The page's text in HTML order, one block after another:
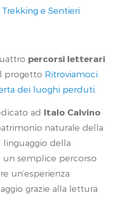
Trekking e Sentieri
percorsi letterari
progetto Ritroviamoci
dei luoghi perduti.
ad Italo Calvino
naturale della
linguaggio della
un semplice percorso
un’esperienza
grazie alla lettura